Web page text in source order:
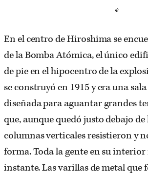
*
En el centro de Hiroshima se
de la Bomba Atómica, el único
de pie en el hipocentro de la
se construyó en 1915 y era una
diseñada para aguantar grandes
que, aunque quedó justo debajo de
columnas verticales resistieron y
forma. Toda la gente en su
instante. Las varillas de metal que